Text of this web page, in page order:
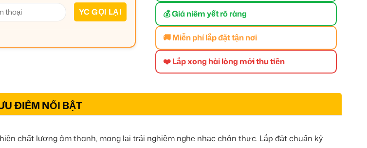
💰 Giá niêm yết rõ ràng
🚚 Miễn phí lắp đặt tận nơi
❤️ Lắp xong hài lòng mới thu tiền
ĐIỂM NỔI BẬT
chất lượng âm thanh, mang lại trải nghiệm nghe nhạc chân thực. Lắp đặt chuẩn kỹ